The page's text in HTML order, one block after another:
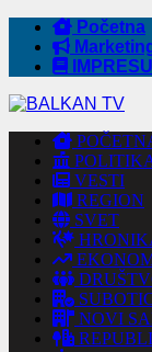
Početna
VESTI
REGION
SVET
NOVI